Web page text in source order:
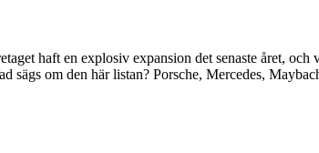
haft en explosiv expansion det senaste året, och
sägs om den här listan? Porsche, Mercedes,